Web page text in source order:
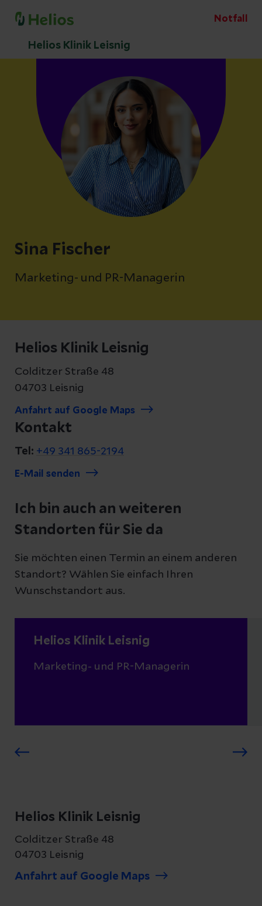
Notfall
Helios Klinik Leisnig
Sina Fischer
Marketing- und PR-Managerin
Helios Klinik Leisnig
Colditzer Straße 48
04703 Leisnig
Anfahrt auf Google Maps
Kontakt
Tel: +49 341 865-2194
E-Mail senden
Ich bin auch an weiteren
Standorten für Sie da
Sie möchten einen Termin an einem anderen
Standort? Wählen Sie einfach Ihren
Wunschstandort aus.
Helios Klinik Leisnig
Marketing- und PR-Managerin
Helios Klinik Leisnig
Colditzer Straße 48
04703 Leisnig
Anfahrt auf Google Maps